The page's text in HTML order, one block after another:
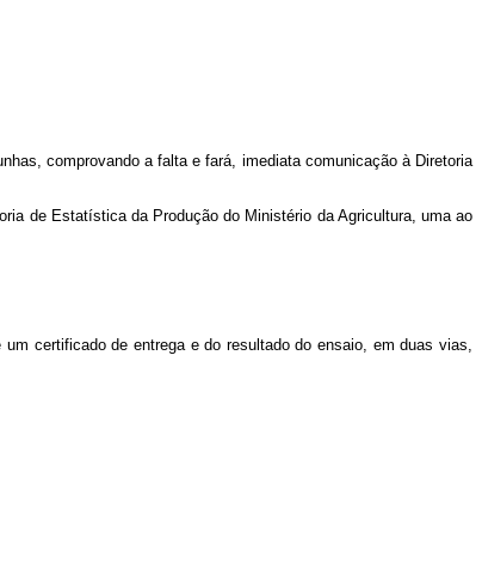
comprovando a falta e fará, imediata comunicação à Diretoria
de Estatística da Produção do Ministério da Agricultura, uma ao
certificado de entrega e do resultado do ensaio, em duas vias,